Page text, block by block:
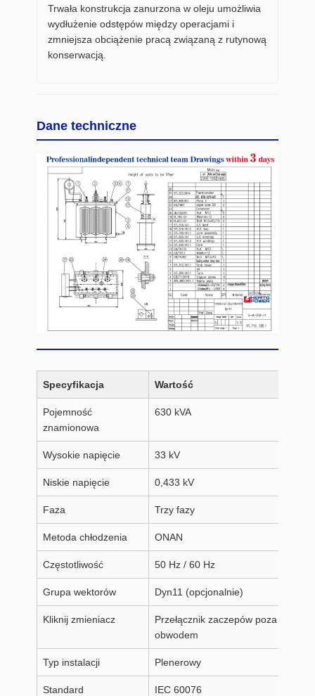
Trwała konstrukcja zanurzona w oleju umożliwia
wydłużenie odstępów między operacjami i
zmniejsza obciążenie pracą związaną z rutynową
konserwacją.
Dane techniczne
Specyfikacja Wartość
Pojemność
znamionowa
630 kVA
Wysokie napięcie 33 kV
Niskie napięcie 0,433 kV
Faza Trzy fazy
Metoda chłodzenia ONAN
Częstotliwość 50 Hz / 60 Hz
Grupa wektorów Dyn11 (opcjonalnie)
Kliknij zmieniacz
Przełącznik zaczepów poza
obwodem
Typ instalacji Plenerowy
Standard IEC 60076